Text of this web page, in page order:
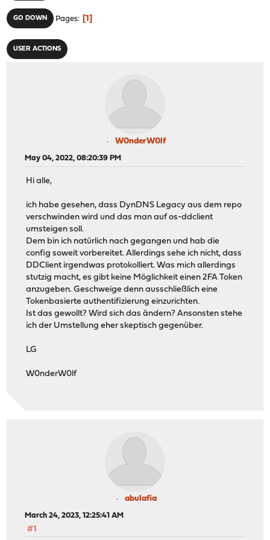
GO DOWN Pages 1
USER ACTIONS
W0nderW0lf
May 04, 2022, 08:20:39 PM
Hi alle,
ich habe gesehen, dass DynDNS Legacy aus dem repo
verschwinden wird und das man auf os-ddclient
umsteigen soll.
Dem bin ich natürlich nach gegangen und hab die
config soweit vorbereitet. Allerdings sehe ich nicht, dass
DDClient irgendwas protokolliert. Was mich allerdings
stutzig macht, es gibt keine Möglichkeit einen 2FA Token
anzugeben. Geschweige denn ausschließlich eine
Tokenbasierte authentifizierung einzurichten.
Ist das gewollt? Wird sich das ändern? Ansonsten stehe
ich der Umstellung eher skeptisch gegenüber.
LG
W0nderW0lf
abulafia
March 24, 2023, 12:25:41 AM
#1